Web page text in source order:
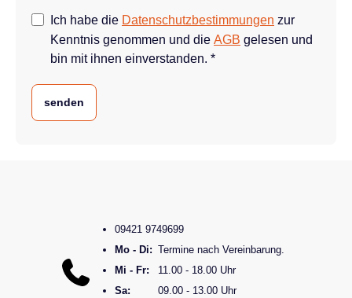
Ich habe die Datenschutzbestimmungen zur
Kenntnis genommen und die AGB gelesen und
bin mit ihnen einverstanden. *
senden
09421 9749699
Mo - Di: Termine nach Vereinbarung.
Mi - Fr:
11.00 - 18.00 Uhr
Sa:
09.00 - 13.00 Uhr